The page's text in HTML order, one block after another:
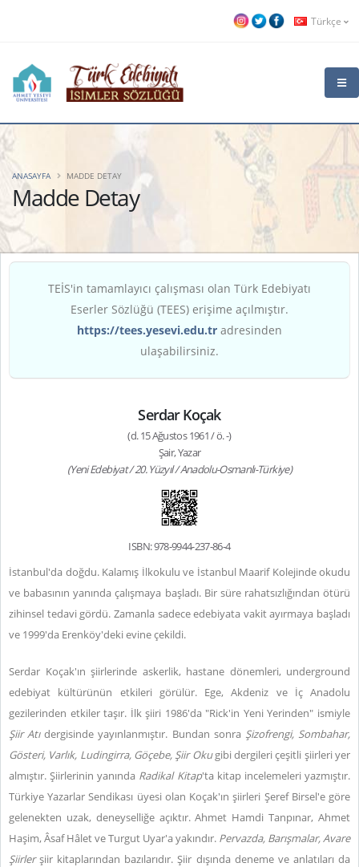
Türkçe
Madde Detay
ANASAYFA MADDE DETAY
TEİS'in tamamlayıcı çalışması olan Türk Edebiyatı
Eserler Sözlüğü (TEES) erişime açılmıştır.
https://tees.yesevi.edu.tr adresinden
ulaşabilirsiniz.
Serdar Koçak
(d. 15 Ağustos 1961 / ö. -)
Şair, Yazar
(Yeni Edebiyat / 20. Yüzyıl / Anadolu-Osmanlı-Türkiye)
ISBN: 978-9944-237-86-4
İstanbul'da doğdu. Kalamış İlkokulu ve İstanbul Maarif Kolejinde okudu
ve babasının yanında çalışmaya başladı. Bir süre rahatsızlığından ötürü
zihinsel tedavi gördü. Zamanla sadece edebiyata vakit ayırmaya başladı
ve 1999'da Erenköy'deki evine çekildi.
Serdar Koçak'ın şiirlerinde askerlik, hastane dönemleri, underground
edebiyat kültürünün etkileri görülür. Ege, Akdeniz ve İç Anadolu
gezilerinden etkiler taşır. İlk şiiri 1986'da "Rick'in Yeni Yerinden" ismiyle
Şiir Atıdergisinde yayınlanmıştır. Bundan sonra Şizofrengi, Sombahar,
Gösteri, Varlık, Ludingirra, Göçebe, Şiir Okugibi dergileri çeşitli şiirleri yer
almıştır. Şiirlerinin yanında Radikal Kitap'ta kitap incelemeleri yazmıştır.
Türkiye Yazarlar Sendikası üyesi olan Koçak'ın şiirleri Şeref Birsel'e göre
gelenekten uzak, deneyselliğe açıktır. Ahmet Hamdi Tanpınar, Ahmet
Haşim, Âsaf Hâlet ve Turgut Uyar'a yakındır. Pervazda, Barışmalar, Avare
Şiirlerşiir kitaplarından bazılarıdır. Şiir dışında deneme ve anlatıları da